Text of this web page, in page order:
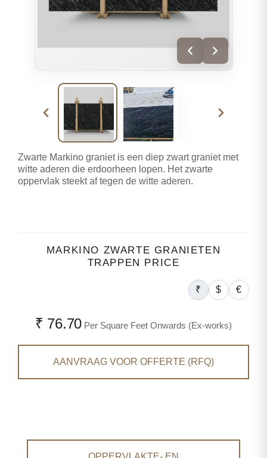
Zwarte Markino graniet is een diep zwart graniet met
witte aderen die erdoorheen lopen. Het zwarte
oppervlak steekt af tegen de witte aderen.
MARKINO ZWARTE GRANIETEN
TRAPPEN PRICE
₹ $ €
₹ 76.70 Per Square Feet Onwards (Ex-works)
AANVRAAG VOOR OFFERTE (RFQ)